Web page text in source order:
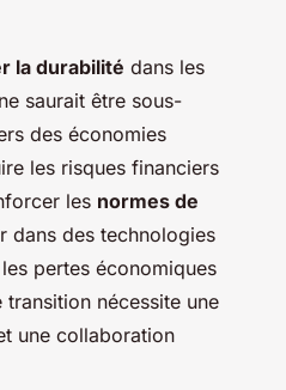
la durabilité dans les
saurait être sous-
des économies
les risques financiers
les normes de
dans des technologies
pertes économiques
nécessite une
une collaboration